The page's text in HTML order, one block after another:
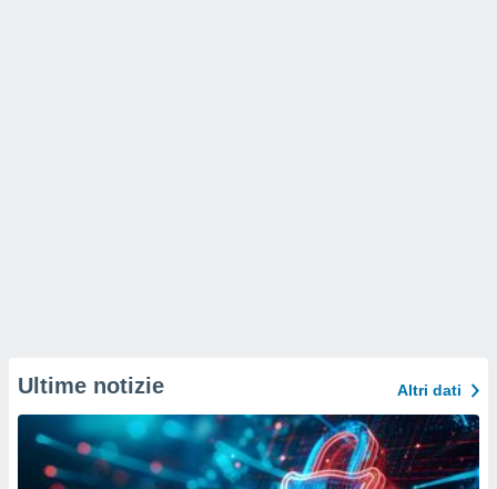
Ultime notizie Altri dati